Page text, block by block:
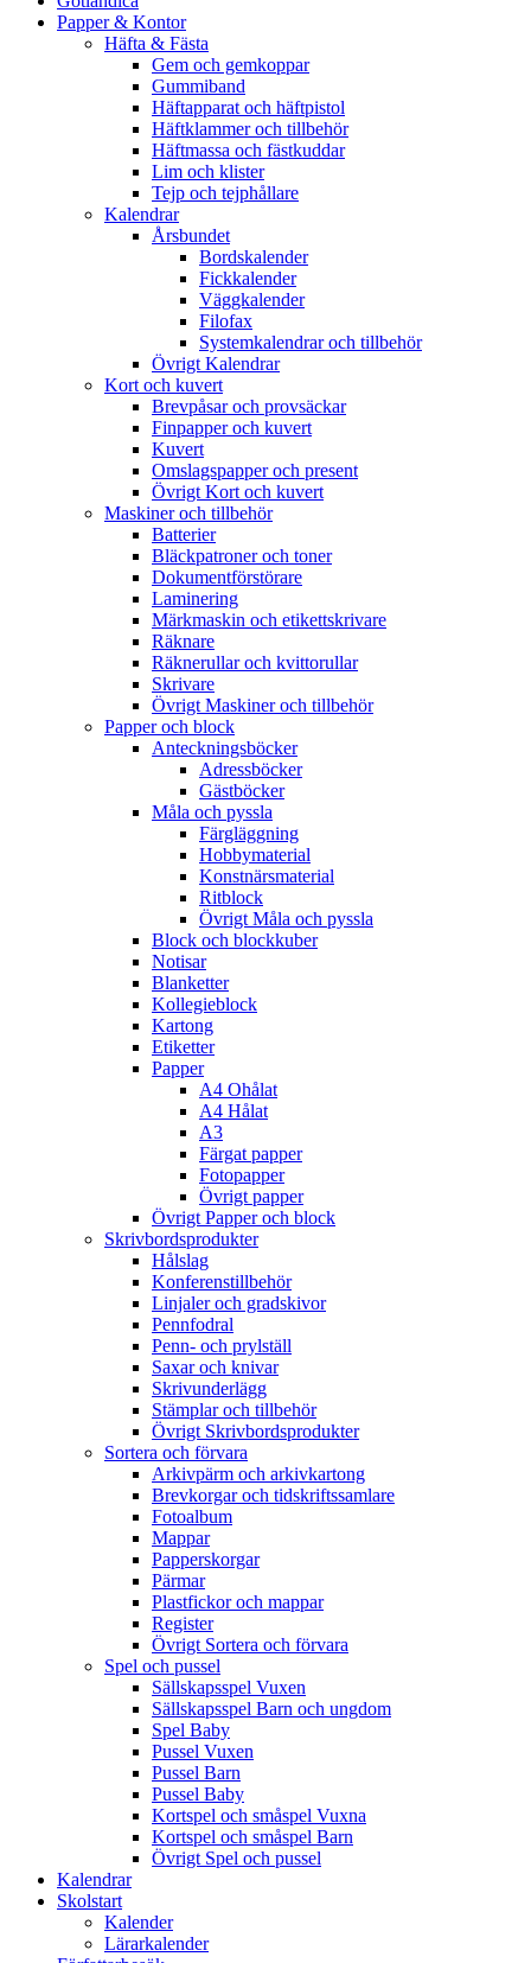
Papper & Kontor
Häfta & Fästa
Gem och gemkoppar
Gummiband
Häftapparat och häftpistol
Häftklammer och tillbehör
Häftmassa och fästkuddar
Lim och klister
Tejp och tejphållare
Kalendrar
Årsbundet
Bordskalender
Fickkalender
Väggkalender
Filofax
Systemkalendrar och tillbehör
Övrigt Kalendrar
Kort och kuvert
Brevpåsar och provsäckar
Finpapper och kuvert
Kuvert
Omslagspapper och present
Övrigt Kort och kuvert
Maskiner och tillbehör
Batterier
Bläckpatroner och toner
Dokumentförstörare
Laminering
Märkmaskin och etikettskrivare
Räknare
Räknerullar och kvittorullar
Skrivare
Övrigt Maskiner och tillbehör
Papper och block
Anteckningsböcker
Adressböcker
Gästböcker
Måla och pyssla
Färgläggning
Hobbymaterial
Konstnärsmaterial
Ritblock
Övrigt Måla och pyssla
Block och blockkuber
Notisar
Blanketter
Kollegieblock
Kartong
Etiketter
Papper
A4 Ohålat
A4 Hålat
A3
Färgat papper
Fotopapper
Övrigt papper
Övrigt Papper och block
Skrivbordsprodukter
Hålslag
Konferenstillbehör
Linjaler och gradskivor
Pennfodral
Penn- och prylställ
Saxar och knivar
Skrivunderlägg
Stämplar och tillbehör
Övrigt Skrivbordsprodukter
Sortera och förvara
Arkivpärm och arkivkartong
Brevkorgar och tidskriftssamlare
Fotoalbum
Mappar
Papperskorgar
Pärmar
Plastfickor och mappar
Register
Övrigt Sortera och förvara
Spel och pussel
Sällskapsspel Vuxen
Sällskapsspel Barn och ungdom
Spel Baby
Pussel Vuxen
Pussel Barn
Pussel Baby
Kortspel och småspel Vuxna
Kortspel och småspel Barn
Övrigt Spel och pussel
Kalendrar
Skolstart
Kalender
Lärarkalender